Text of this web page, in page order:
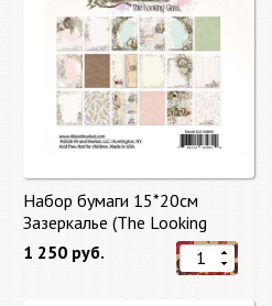
Набор бумаги 15*20см
Зазеркалье (The Looking
Glass) 27 листов от 49 Market
1 250 руб.